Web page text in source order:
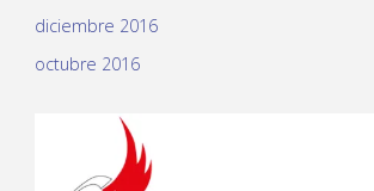
diciembre 2016
octubre 2016